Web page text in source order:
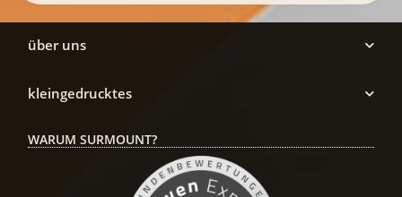
über uns
kleingedrucktes
WARUM SURMOUNT?